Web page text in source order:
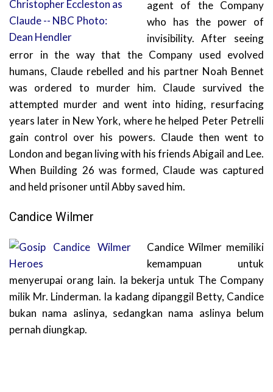
agent of the Company
who has the power of
invisibility. After seeing
error in the way that the Company used evolved
humans, Claude rebelled and his partner Noah Bennet
was ordered to murder him. Claude survived the
attempted murder and went into hiding, resurfacing
years later in New York, where he helped Peter Petrelli
gain control over his powers. Claude then went to
London and began living with his friends Abigail and Lee.
When Building 26 was formed, Claude was captured
and held prisoner until Abby saved him.
Candice Wilmer
Candice Wilmer memiliki
kemampuan untuk
menyerupai orang lain. Ia bekerja untuk The Company
milik Mr. Linderman. Ia kadang dipanggil Betty, Candice
bukan nama aslinya, sedangkan nama aslinya belum
pernah diungkap.